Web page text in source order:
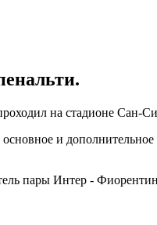
на стадионе Сан-
и
пары Интер -